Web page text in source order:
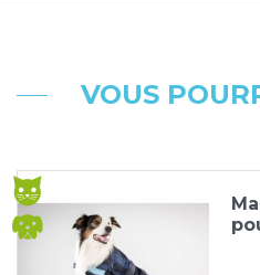
VOUS